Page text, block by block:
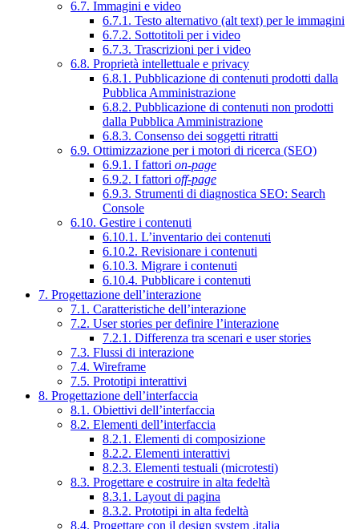
6.7. Immagini e video
6.7.1. Testo alternativo (alt text) per le immagini
6.7.2. Sottotitoli per i video
6.7.3. Trascrizioni per i video
6.8. Proprietà intellettuale e privacy
6.8.1. Pubblicazione di contenuti prodotti dalla
Pubblica Amministrazione
6.8.2. Pubblicazione di contenuti non prodotti
dalla Pubblica Amministrazione
6.8.3. Consenso dei soggetti ritratti
6.9. Ottimizzazione per i motori di ricerca (SEO)
6.9.1. I fattori on-page
6.9.2. I fattori off-page
6.9.3. Strumenti di diagnostica SEO: Search
Console
6.10. Gestire i contenuti
6.10.1. L’inventario dei contenuti
6.10.2. Revisionare i contenuti
6.10.3. Migrare i contenuti
6.10.4. Pubblicare i contenuti
7. Progettazione dell’interazione
7.1. Caratteristiche dell’interazione
7.2. User stories per definire l’interazione
7.2.1. Differenza tra scenari e user stories
7.3. Flussi di interazione
7.4. Wireframe
7.5. Prototipi interattivi
8. Progettazione dell’interfaccia
8.1. Obiettivi dell’interfaccia
8.2. Elementi dell’interfaccia
8.2.1. Elementi di composizione
8.2.2. Elementi interattivi
8.2.3. Elementi testuali (microtesti)
8.3. Progettare e costruire in alta fedeltà
8.3.1. Layout di pagina
8.3.2. Prototipi in alta fedeltà
8.4. Progettare con il design system .italia